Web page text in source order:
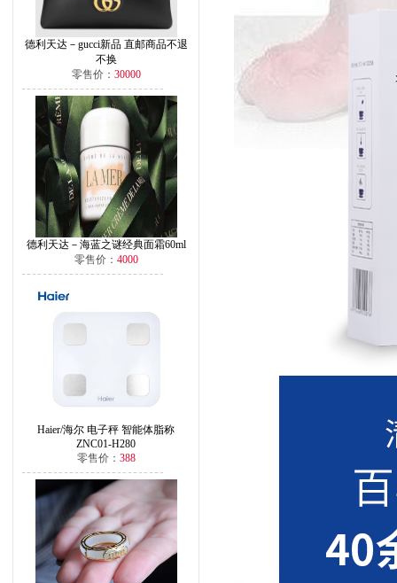
德利天达－gucci新品 直邮商品不退
不换
零售价： 30000
德利天达－海蓝之谜经典面霜60ml
零售价： 4000
Haier/海尔 电子秤 智能体脂称
ZNC01-H280
零售价： 388